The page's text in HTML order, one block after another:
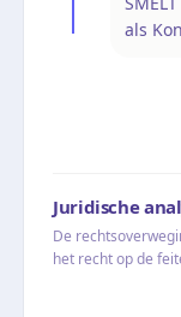
als
Juridische
De
het recht op de